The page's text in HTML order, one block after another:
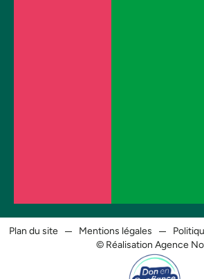
Plan du site Mentions légales
© Réalisation Agence